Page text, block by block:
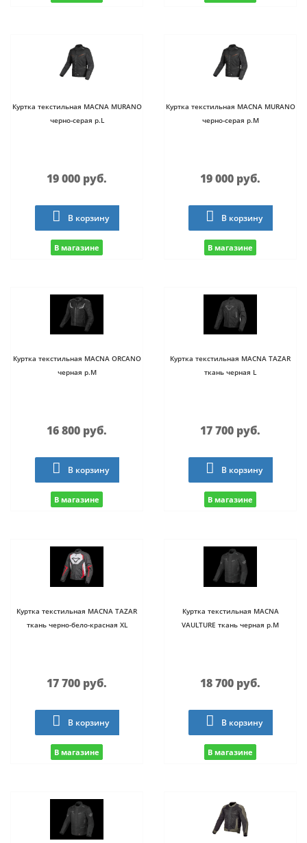
Куртка текстильная MACNA MURANO
черно-серая р.L
19 000 руб.
В корзину
В магазине
Куртка текстильная MACNA MURANO
черно-серая р.M
19 000 руб.
В корзину
В магазине
Куртка текстильная MACNA ORCANO
черная р.M
16 800 руб.
В корзину
В магазине
Куртка текстильная MACNA TAZAR
ткань черная L
17 700 руб.
В корзину
В магазине
Куртка текстильная MACNA TAZAR
ткань черно-бело-красная XL
17 700 руб.
В корзину
В магазине
Куртка текстильная MACNA
VAULTURE ткань черная р.M
18 700 руб.
В корзину
В магазине